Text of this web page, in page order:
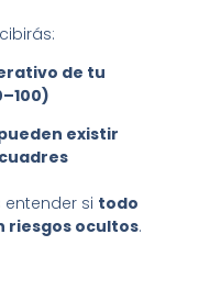
de tu
existir
si todo
riesgos ocultos.